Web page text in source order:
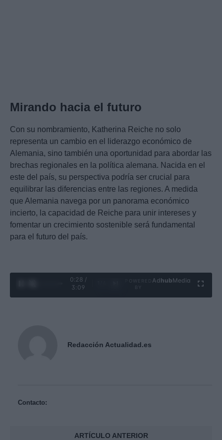
Mirando hacia el futuro
Con su nombramiento, Katherina Reiche no solo
representa un cambio en el liderazgo económico de
Alemania, sino también una oportunidad para abordar las
brechas regionales en la política alemana. Nacida en el
este del país, su perspectiva podría ser crucial para
equilibrar las diferencias entre las regiones. A medida
que Alemania navega por un panorama económico
incierto, la capacidad de Reiche para unir intereses y
fomentar un crecimiento sostenible será fundamental
para el futuro del país.
0:29 /
3:09
Ad hubMedia
Redacción Actualidad.es
Contacto:
ARTÍCULO ANTERIOR